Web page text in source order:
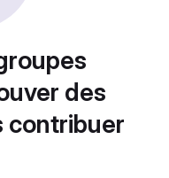
des
contribuer